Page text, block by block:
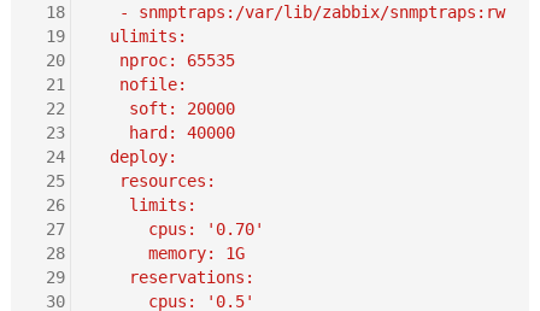
18
19
20
21
22
23
24
25
26
27
28
29
30
   - snmptraps:/var/lib/zabbix/snmptraps:rw
  ulimits:
   nproc: 65535
   nofile:
    soft: 20000
    hard: 40000
  deploy:
   resources:
    limits:
      cpus: '0.70'
      memory: 1G
    reservations:
      cpus: '0.5'